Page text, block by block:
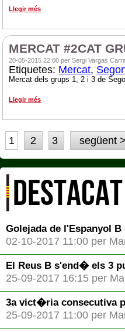
Llegir més
MERCAT #2CAT
20-05-2015 22:00 per Sergi Vargas
Etiquetes: Mercat,
Mercat dels grups 1, 2 i 3 de
Llegir més
1 2 3 següent
DESTACAT
Golejada de l'Espanyol
02-10-2017 11:00 per
El Reus B s'end� els 3
25-09-2017 16:15 per
3a vict�ria consecutiva
25-09-2017 11:00 per